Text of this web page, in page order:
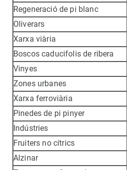
Regeneració de pi blanc
Oliverars
Xarxa viària
Boscos caducifolis de ribera
Vinyes
Zones urbanes
Xarxa ferroviària
Pinedes de pi pinyer
Indústries
Fruiters no cítrics
Alzinar